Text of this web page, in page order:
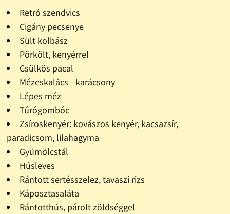
Retró szendvics
Cigány pecsenye
Sült kolbász
Pörkölt, kenyérrel
Csülkös pacal
Mézeskalács - karácsony
Lépes méz
Túrógombóc
Zsíroskenyér: kovászos kenyér, kacsazsír,
paradicsom, lilahagyma
Gyümölcstál
Húsleves
Rántott sertésszelez, tavaszi rizs
Káposztasaláta
Rántotthús, párolt zöldséggel